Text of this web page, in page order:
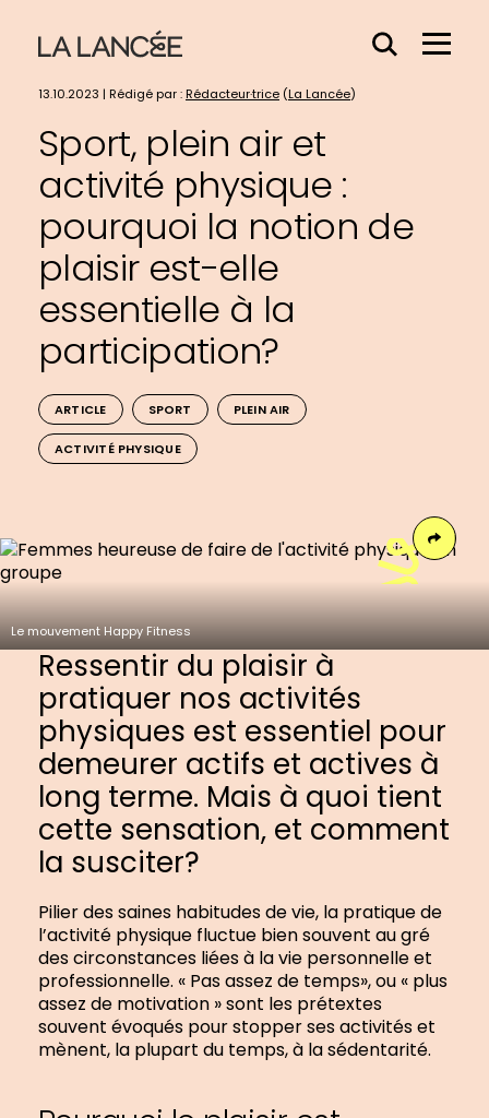
EffacerMenu
13.10.2023 | Rédigé par :Rédacteur·trice (La Lancée)
Sport, plein air et
activité physique :
pourquoi la notion de
plaisir est-elle
essentielle à la
participation?
ARTICLE SPORT PLEIN AIR
ACTIVITÉ PHYSIQUE
Le mouvement Happy Fitness
Ressentir du plaisir à
pratiquer nos activités
physiques est essentiel pour
demeurer actifs et actives à
long terme. Mais à quoi tient
cette sensation, et comment
la susciter?
Pilier des saines habitudes de vie, la pratique de
l’activité physique fluctue bien souvent au gré
des circonstances liées à la vie personnelle et
professionnelle. « Pas assez de temps», ou « plus
assez de motivation » sont les prétextes
souvent évoqués pour stopper ses activités et
mènent, la plupart du temps, à la sédentarité.